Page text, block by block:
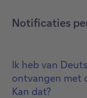
Notificaties
Ik heb van
ontvangen met
Kan dat?